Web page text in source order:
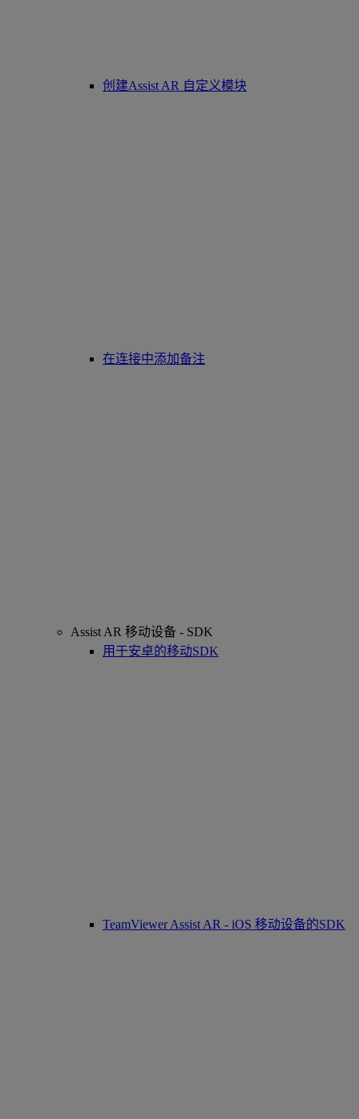
创建Assist AR 自定义模块
在连接中添加备注
Assist AR 移动设备 - SDK
用于安卓的移动SDK
TeamViewer Assist AR - iOS 移动设备的SDK